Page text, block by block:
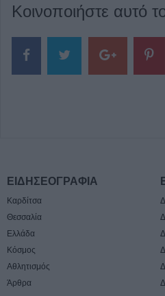
Κοινοποιήστε αυτό
ΕΙΔΗΣΕΟΓΡΑΦΙΑ
Καρδίτσα
Θεσσαλία
Ελλάδα
Κόσμος
Αθλητισμός
Άρθρα